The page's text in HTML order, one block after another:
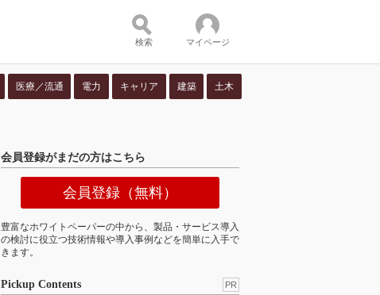
検索 マイページ
医療／流通 電力 キャリア 建築 土木
会員登録がまだの方はこちら
会員登録（無料）
豊富なホワイトペーパーの中から、製品・サービス導入
の検討に役立つ技術情報や導入事例などを簡単に入手で
きます。
Pickup Contents PR